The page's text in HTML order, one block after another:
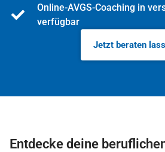
Online-AVGS-Coaching in
verfügbar
Jetzt beraten
Entdecke deine